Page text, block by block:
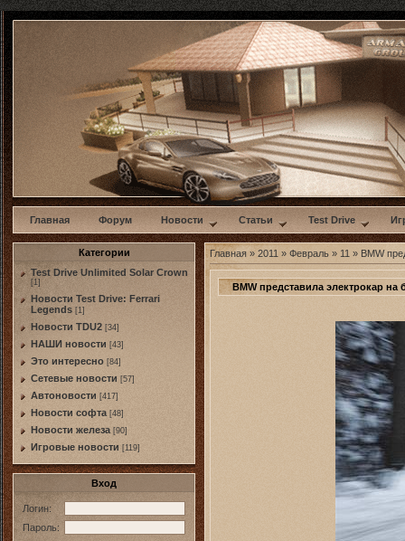
w
Главная Форум Новости Статьи Test Drive
Категории
Test Drive Unlimited Solar Crown
[1]
Новости Test Drive: Ferrari
Legends [1]
Новости TDU2 [34]
НАШИ новости [43]
Это интересно [84]
Сетевые новости [57]
Автоновости [417]
Новости софта [48]
Новоcти железа [90]
Игровые новости [119]
Вход
Логин:
Пароль:
Главная » 2011 » Февраль » 11 » BMW
BMW представила электрокар на